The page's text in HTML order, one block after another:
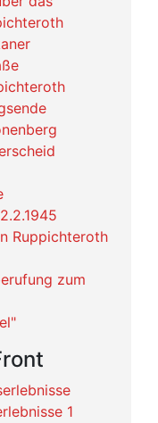
Ruppichteroth
zum
1